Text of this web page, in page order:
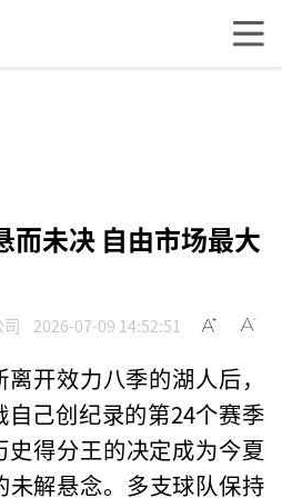
而未决 自由市场最大
2026-07-09 14:52:51
开效力八季的湖人后，
己创纪录的第24个赛季
史得分王的决定成为今夏
未解悬念。多支球队保持